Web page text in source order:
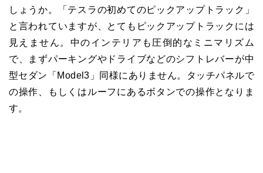
しょうか。「テスラの初めてのピックアップトラック」
と言われていますが、とてもピックアップトラックには
見えません。中のインテリアも圧倒的なミニマリズム
で、まずパーキングやドライブなどのシフトレバーが中
型セダン「Model3」同様にありません。タッチパネルで
の操作、もしくはルーフにあるボタンでの操作となりま
す。